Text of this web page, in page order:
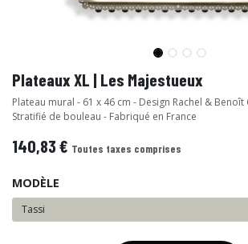
Plateaux XL | Les Majestueux
Plateau mural - 61 x 46 cm - Design Rachel &
Stratifié de bouleau - Fabriqué en France
140,83€ Toutes taxes comprises
MODÈLE